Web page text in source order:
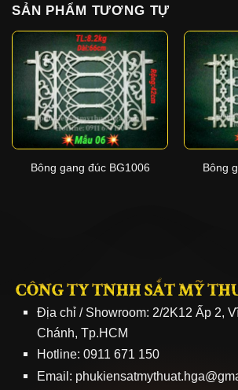
SẢN PHẨM TƯƠNG TỰ
Bông gang đúc BG1006 Bông
CÔNG TY TNHH SẮT MỸ
Địa chỉ / Showroom: 2/2K12 Ấp 2,
Chánh, Tp.HCM
Hotline: 0911 671 150
Email: